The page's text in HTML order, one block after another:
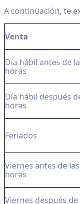
A continuación, te
Venta
Día hábil antes de
horas
Día hábil después
horas
Feriados
Viernes antes de
horas
Viernes después de